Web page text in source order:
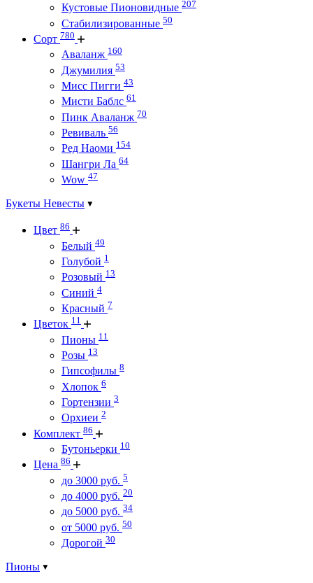
Кустовые Пионовидные 207
Стабилизированные 50
Сорт 780
Аваланж 160
Джумилия 53
Мисс Пигги 43
Мисти Баблс 61
Пинк Аваланж 70
Ревиваль 56
Ред Наоми 154
Шангри Ла 64
Wow 47
Букеты Невесты
Цвет 86
Белый 49
Голубой 1
Розовый 13
Синий 4
Красный 7
Цветок 11
Пионы 11
Розы 13
Гипсофилы 8
Хлопок 6
Гортензии 3
Орхиеи 2
Комплект 86
Бутоньерки 10
Цена 86
до 3000 руб. 5
до 4000 руб. 20
до 5000 руб. 34
от 5000 руб. 50
Дорогой 30
Пионы